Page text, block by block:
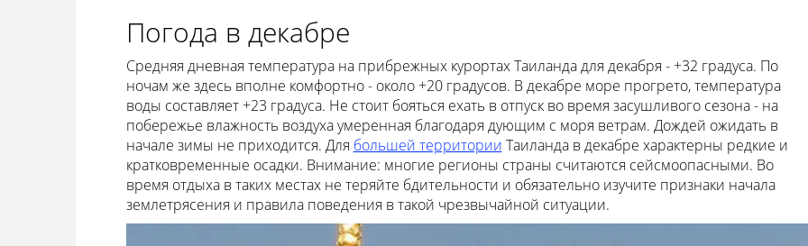
Погода в декабре
Средняя дневная температура на прибрежных курортах Таиланда для декабря - +32 градуса. По
ночам же здесь вполне комфортно - около +20 градусов. В декабре море прогрето, температура
воды составляет +23 градуса. Не стоит бояться ехать в отпуск во время засушливого сезона - на
побережье влажность воздуха умеренная благодаря дующим с моря ветрам. Дождей ожидать в
начале зимы не приходится. Для большей территории Таиланда в декабре характерны редкие и
кратковременные осадки. Внимание: многие регионы страны считаются сейсмоопасными. Во
время отдыха в таких местах не теряйте бдительности и обязательно изучите признаки начала
землетрясения и правила поведения в такой чрезвычайной ситуации.